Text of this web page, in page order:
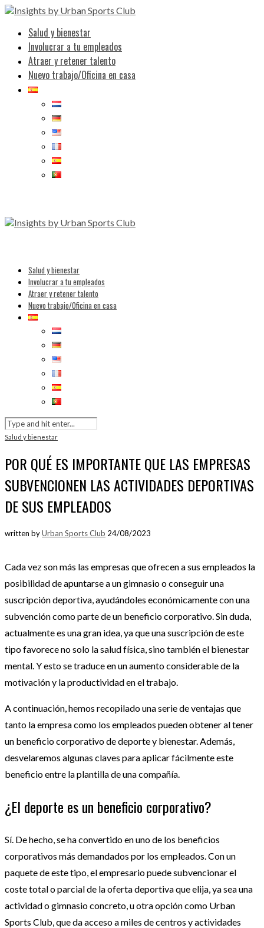
Salud y bienestar
Involucrar a tu empleados
Atraer y retener talento
Nuevo trabajo/Oficina en casa
Salud y bienestar
Involucrar a tu empleados
Atraer y retener talento
Nuevo trabajo/Oficina en casa
Salud y bienestar
POR QUÉ ES IMPORTANTE QUE LAS EMPRESAS
SUBVENCIONEN LAS ACTIVIDADES DEPORTIVAS
DE SUS EMPLEADOS
written byUrban Sports Club 24/08/2023
Cada vez son más las empresas que ofrecen a sus empleados la
posibilidad de apuntarse a un gimnasio o conseguir una
suscripción deportiva, ayudándoles económicamente con una
subvención como parte de un beneficio corporativo. Sin duda,
actualmente es una gran idea, ya que una suscripción de este
tipo favorece no solo la salud física, sino también el bienestar
mental. Y esto se traduce en un aumento considerable de la
motivación y la productividad en el trabajo.
A continuación, hemos recopilado una serie de ventajas que
tanto la empresa como los empleados pueden obtener al tener
un beneficio corporativo de deporte y bienestar. Además,
desvelaremos algunas claves para aplicar fácilmente este
beneficio entre la plantilla de una compañía.
¿El deporte es un beneficio corporativo?
Sí. De hecho, se ha convertido en uno de los beneficios
corporativos más demandados por los empleados. Con un
paquete de este tipo, el empresario puede subvencionar el
coste total o parcial de la oferta deportiva que elija, ya sea una
actividad o gimnasio concreto, u otra opción como Urban
Sports Club, que da acceso a miles de centros y actividades